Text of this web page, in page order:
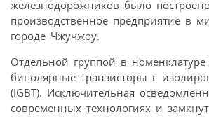
железнодорожников было
производственное предприятие в
городе Чжучжоу.
Отдельной группой в номенклатуре
биполярные транзисторы с
(IGBT). Исключительная
современных технологиях и